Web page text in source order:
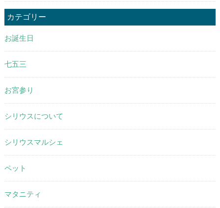
カテゴリー
お誕生日
七五三
お宮参り
シリウスについて
シリウスマルシェ
ペット
マタニティ